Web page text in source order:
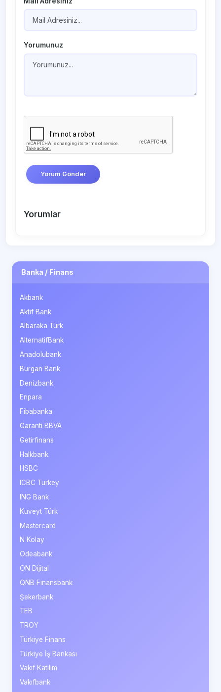
Yorumunuz
Yorum Gönder
Yorumlar
Banka / Finans
Akbank
Aktif Bank
Albaraka Türk
AlternatifBank
Anadolubank
Burgan Bank
Denizbank
Enpara
Fibabanka
Garanti BBVA
Getirfinans
Halkbank
HSBC
ICBC Turkey
ING Bank
Kuveyt Türk
Mastercard
N Kolay
Odeabank
ON Dijital
QNB Finansbank
Şekerbank
TEB
TROY
Türkiye Finans
Türkiye İş Bankası
Vakıf Katılım
Vakıfbank